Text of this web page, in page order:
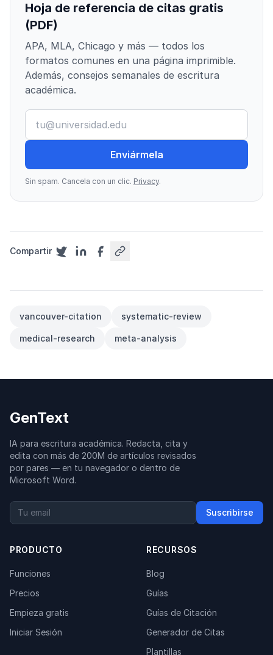
Hoja de referencia de citas gratis
(PDF)
APA, MLA, Chicago y más — todos los
formatos comunes en una página imprimible.
Además, consejos semanales de escritura
académica.
Enviármela
Sin spam. Cancela con un clic. Privacy.
Compartir
vancouver-citation systematic-review
medical-research meta-analysis
GenText
IA para escritura académica. Redacta, cita y
edita con más de 200M de artículos revisados
por pares — en tu navegador o dentro de
Microsoft Word.
Suscribirse
PRODUCTO
Funciones
Precios
Empieza gratis
Iniciar Sesión
RECURSOS
Blog
Guías
Guías de Citación
Generador de Citas
Plantillas